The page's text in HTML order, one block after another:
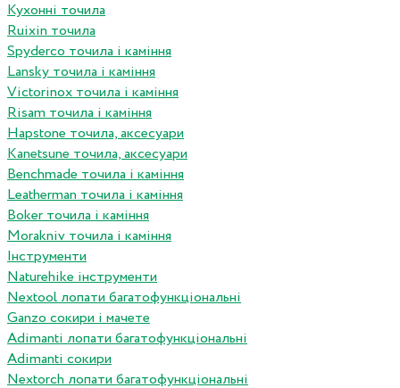
Кухонні точила
Ruixin точила
Spyderco точила і каміння
Lansky точила і каміння
Victorinox точила і каміння
Risam точила і каміння
Hapstone точила, аксесуари
Kanetsune точила, аксесуари
Benchmade точила і каміння
Leatherman точила і каміння
Boker точила і каміння
Morakniv точила і каміння
Інструменти
Naturehike інструменти
Nextool лопати багатофункціональні
Ganzo сокири і мачете
Adimanti лопати багатофункціональні
Adimanti сокири
Nextorch лопати багатофункціональні